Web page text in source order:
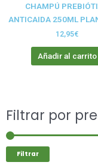
CHAMPÚ
ANTICAIDA 250ML
12,95€
Añadir al carrito
Filtrar por
Filtrar
Buscar